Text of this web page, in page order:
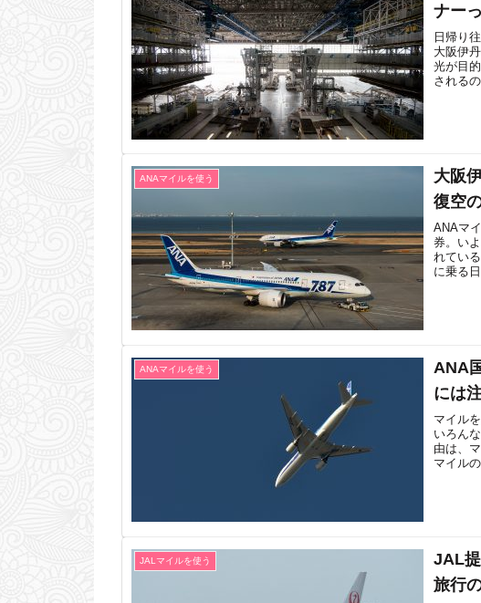
ナー
日帰り
大阪伊
光が目
される
ANAマイルを使う
大阪
復空
ANAマ
券。い
れてい
に乗る
ANAマイルを使う
ANA
には
マイル
いろん
由は、
マイル
JALマイルを使う
JAL
旅行